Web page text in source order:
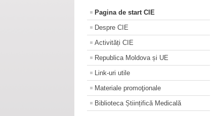
Pagina de start CIE
Despre CIE
Activități CIE
Republica Moldova și UE
Link-uri utile
Materiale promoţionale
Biblioteca Științifică Medicală